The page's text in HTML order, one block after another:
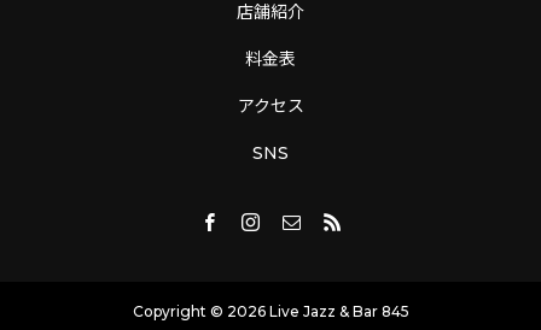
店舗紹介
料金表
アクセス
SNS
Copyright © 2026 Live Jazz & Bar 845